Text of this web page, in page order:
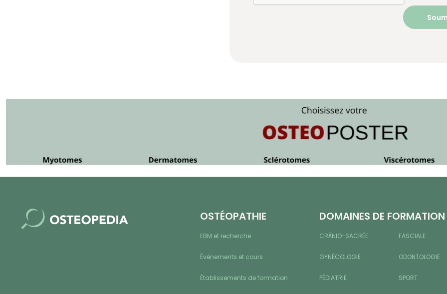
OSTÉOPATHIE
EBM et recherche
Événements et cours
Établissements de formation
DOMAINES DE FORMATION
CRÂNIO-SACRÉE FASCIALE
GYNÉCOLOGIE ODONTOLOGIE
PÉDIATRIE SPORT